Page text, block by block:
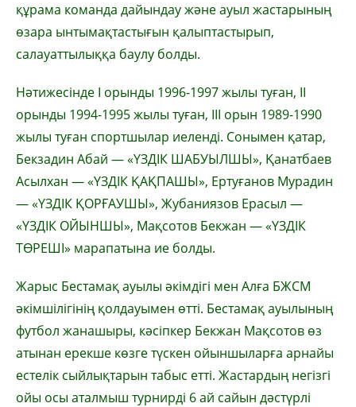
құрама команда дайындау және ауыл жастарының
өзара ынтымақтастығын қалыптастырып,
салауаттылыққа баулу болды.
Нәтижесінде І орынды 1996-1997 жылы туған, ІІ
орынды 1994-1995 жылы туған, ІІІ орын 1989-1990
жылы туған спортшылар иеленді. Сонымен қатар,
Бекзадин Абай — «ҮЗДІК ШАБУЫЛШЫ», Қанатбаев
Асылхан — «ҮЗДІК ҚАҚПАШЫ», Ертуғанов Мурадин
— «ҮЗДІК ҚОРҒАУШЫ», Жубаниязов Ерасыл —
«ҮЗДІК ОЙЫНШЫ», Мақсотов Бекжан — «ҮЗДІК
ТӨРЕШІ» марапатына ие болды.
Жарыс Бестамақ ауылы әкімдігі мен Алға БЖСМ
әкімшілігінің қолдауымен өтті. Бестамақ ауылының
футбол жанашыры, кәсіпкер Бекжан Мақсотов өз
атынан ерекше көзге түскен ойыншыларға арнайы
естелік сыйлықтарын табыс етті. Жастардың негізгі
ойы осы аталмыш турнирді 6 ай сайын дәстүрлі